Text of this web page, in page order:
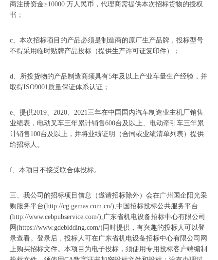
商注册资金≥10000 万人民币，代理商需提供本次招标货物的授权
书；
c、本次招标项目的产品必须是制造商的原厂生产品牌，投标型号
不得采用临时贴牌产品投标（提供生产许可证复印件）；
d、所投货物的产品制造商须具有5年及以上产业车量生产经验，并
取得ISO9001质量保证体系认证；
e、提供2019、2020、2021三年在中国国内汽车制造业主机厂销售
业绩表，电动叉车三年累计销售600台及以上、电动牵引车三年累
计销售100台及以上，并将业绩证明（合同或业绩清单列表）提供
给招标人。
f、本项目不接受联合体投标。
三、我公司的招标项目信息（邀请招标除外）会在广州国企阳光采
购服务平台(http://cg.gemas.com.cn/),中国招标投标公共服务平台
(http://www.cebpubservice.com/),广东省机电设备招标中心有限公司
网(https://www.gdebidding.com/)同时提供，有兴趣的投标人可以登
录查看。登录后，投标人可在广东省机电设备招标中心有限公司网
上购买招标文件。本项目为电子投标，须使用专用投标客户端编制